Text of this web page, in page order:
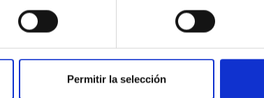
Permitir la selección